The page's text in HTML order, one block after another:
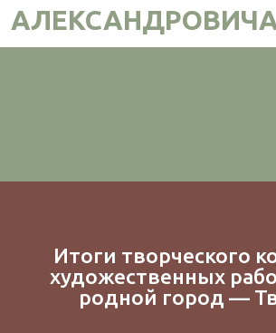
Итоги творческого
художественных
родной город —